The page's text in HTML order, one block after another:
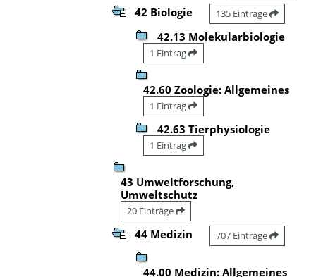
42 Biologie 135 Einträge
42.13 Molekularbiologie
1 Eintrag
42.60 Zoologie: Allgemeines
1 Eintrag
42.63 Tierphysiologie
1 Eintrag
43 Umweltforschung,
Umweltschutz
20 Einträge
44 Medizin 707 Einträge
44.00 Medizin: Allgemeines